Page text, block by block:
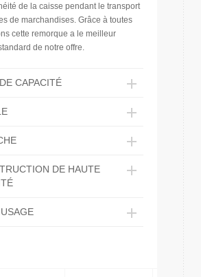
de la caisse pendant le transport
de marchandises. Grâce à toutes
cette remorque a le meilleur
de notre offre.
CAPACITÉ
DE HAUTE